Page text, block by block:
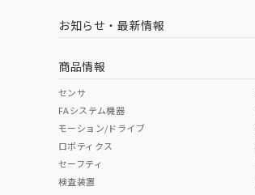
中国 RoHS 注意事項・凡例
中国 RoHS表
Pb Hg
（イギリス
（ノルウェー
お知らせ・最新情報
商品情報
センサ
FAシステム機器
モーション/ドライブ
ロボティクス
セーフティ
検査装置